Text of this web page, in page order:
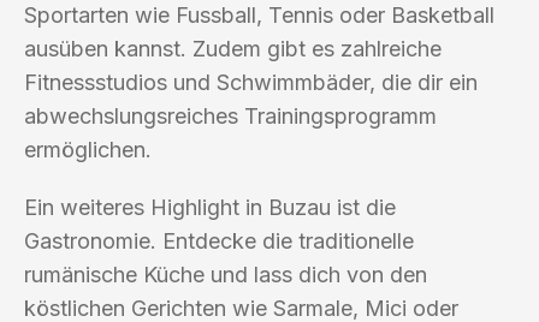
Sportarten wie Fussball, Tennis oder Basketball
ausüben kannst. Zudem gibt es zahlreiche
Fitnessstudios und Schwimmbäder, die dir ein
abwechslungsreiches Trainingsprogramm
ermöglichen.
Ein weiteres Highlight in Buzau ist die
Gastronomie. Entdecke die traditionelle
rumänische Küche und lass dich von den
köstlichen Gerichten wie Sarmale, Mici oder